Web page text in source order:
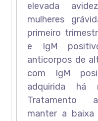
elevada
mulheres
primeiro
e IgM
anticorpos de
com IgM
adquirida
Tratamento
manter a